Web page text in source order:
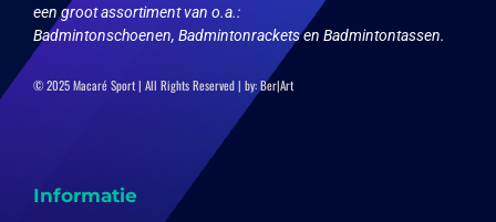
een groot assortiment van o.a.:
Badmintonschoenen, Badmintonrackets en Badmintontassen.
© 2025 Macaré Sport | All Rights Reserved | by:Ber|Art
Informatie